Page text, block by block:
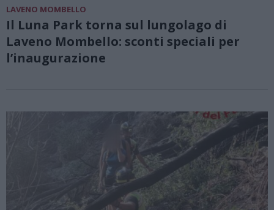
LAVENO MOMBELLO
Il Luna Park torna sul lungolago di
Laveno Mombello: sconti speciali per
l’inaugurazione